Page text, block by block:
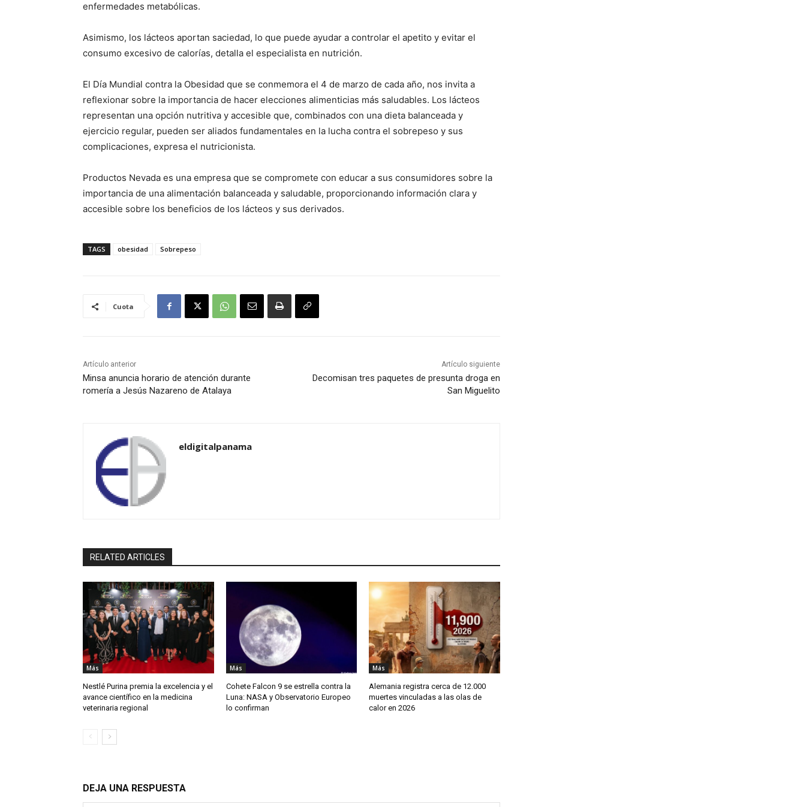
enfermedades metabólicas.
Asimismo, los lácteos aportan saciedad, lo que puede ayudar a controlar el apetito y evitar el
consumo excesivo de calorías, detalla el especialista en nutrición.
El Día Mundial contra la Obesidad que se conmemora el 4 de marzo de cada año, nos invita a
reflexionar sobre la importancia de hacer elecciones alimenticias más saludables. Los lácteos
representan una opción nutritiva y accesible que, combinados con una dieta balanceada y
ejercicio regular, pueden ser aliados fundamentales en la lucha contra el sobrepeso y sus
complicaciones, expresa el nutricionista.
Productos Nevada es una empresa que se compromete con educar a sus consumidores sobre la
importancia de una alimentación balanceada y saludable, proporcionando información clara y
accesible sobre los beneficios de los lácteos y sus derivados.
TAGS obesidad Sobrepeso
Cuota
Artículo anterior
Minsa anuncia horario de atención durante
romería a Jesús Nazareno de Atalaya
Artículo siguiente
Decomisan tres paquetes de presunta droga en
San Miguelito
eldigitalpanama
RELATED ARTICLES
Más
Nestlé Purina premia la excelencia y el
avance científico en la medicina
veterinaria regional
Más
Cohete Falcon 9 se estrella contra la
Luna: NASA y Observatorio Europeo
lo confirman
Más
Alemania registra cerca de 12.000
muertes vinculadas a las olas de
calor en 2026
DEJA UNA RESPUESTA